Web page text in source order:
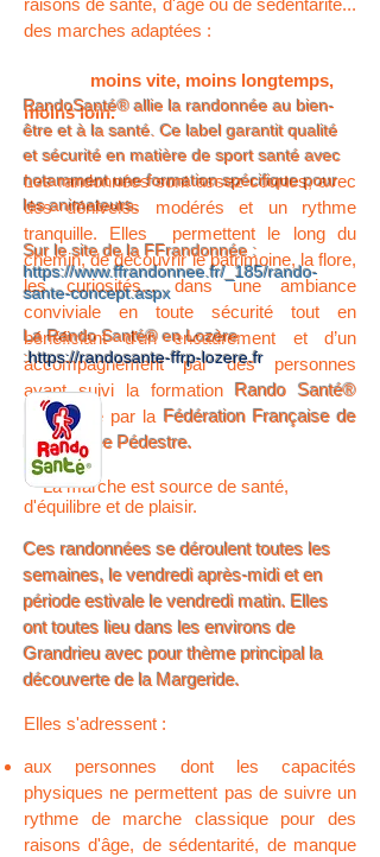
raisons de santé, d'âge ou de sédentarité...
des marches adaptées :
moins vite, moins longtemps,
moins loin.
Les randonnées sont assez courtes, avec
des dénivelés modérés et un rythme
tranquille. Elles permettent le long du
chemin, de découvrir le patrimoine, la flore,
les curiosités... dans une ambiance
conviviale en toute sécurité tout en
bénéficiant d’un encadrement et d’un
accompagnement par des personnes
ayant suivi la formation Rando Santé®
dispensée par la Fédération Française de
Randonnée Pédestre.
La marche est source de santé,
d'équilibre et de plaisir.
Ces randonnées se déroulent toutes les
semaines, le vendredi après-midi et en
période estivale le vendredi matin. Elles
ont toutes lieu dans les environs de
Grandrieu avec pour thème principal la
découverte de la Margeride.
Elles s'adressent :
aux personnes dont les capacités
physiques ne permettent pas de suivre un
rythme de marche classique pour des
raisons d'âge, de sédentarité, de manque
RandoSanté® allie la randonnée au bien-
être et à la santé. Ce label garantit qualité
et sécurité en matière de sport santé avec
notamment une formation spécifique pour
les animateurs.
Sur le site de la FFrandonnée :
https://www.ffrandonnee.fr/_185/rando-
sante-concept.aspx
La Rando Santé® en Lozère
:https://randosante-ffrp-lozere.fr